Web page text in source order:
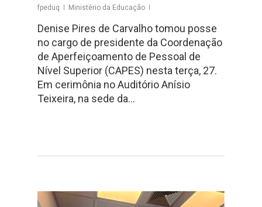
fpeduq Ministério da Educação
Denise Pires de Carvalho tomou posse
no cargo de presidente da Coordenação
de Aperfeiçoamento de Pessoal de
Nível Superior (CAPES) nesta terça, 27.
Em cerimônia no Auditório Anísio
Teixeira, na sede da…